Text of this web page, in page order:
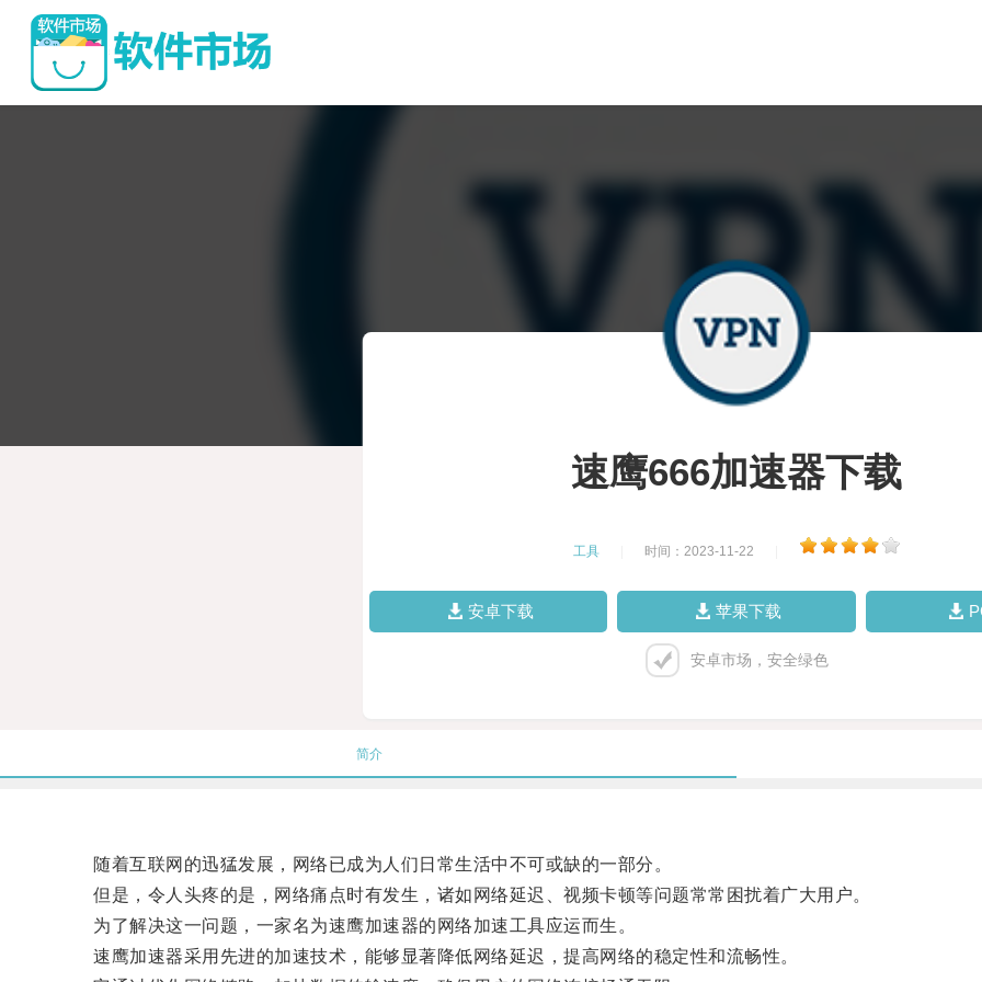
速鹰666加速器下载
工具 时间：2023-11-22
安卓下载 苹果下载
安卓市场，安全绿色
简介
随着互联网的迅猛发展，网络已成为人们日常生活中不可或缺的一部分。
但是，令人头疼的是，网络痛点时有发生，诸如网络延迟、视频卡顿等问题常常困扰着广大用户。
为了解决这一问题，一家名为速鹰加速器的网络加速工具应运而生。
速鹰加速器采用先进的加速技术，能够显著降低网络延迟，提高网络的稳定性和流畅性。